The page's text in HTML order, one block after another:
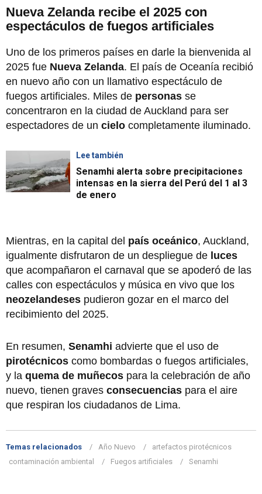
Nueva Zelanda recibe el 2025 con
espectáculos de fuegos artificiales
Uno de los primeros países en darle la bienvenida al
2025 fue Nueva Zelanda. El país de Oceanía recibió
en nuevo año con un llamativo espectáculo de
fuegos artificiales. Miles de personas se
concentraron en la ciudad de Auckland para ser
espectadores de un cielo completamente iluminado.
Lee también
Senamhi alerta sobre precipitaciones
intensas en la sierra del Perú del 1 al 3
de enero
Mientras, en la capital del país oceánico, Auckland,
igualmente disfrutaron de un despliegue de luces
que acompañaron el carnaval que se apoderó de las
calles con espectáculos y música en vivo que los
neozelandeses pudieron gozar en el marco del
recibimiento del 2025.
En resumen, Senamhi advierte que el uso de
pirotécnicos como bombardas o fuegos artificiales,
y la quema de muñecos para la celebración de año
nuevo, tienen graves consecuencias para el aire
que respiran los ciudadanos de Lima.
Temas relacionados Año Nuevo
artefactos pirotécnicos
contaminación ambiental
Fuegos artificiales Senamhi